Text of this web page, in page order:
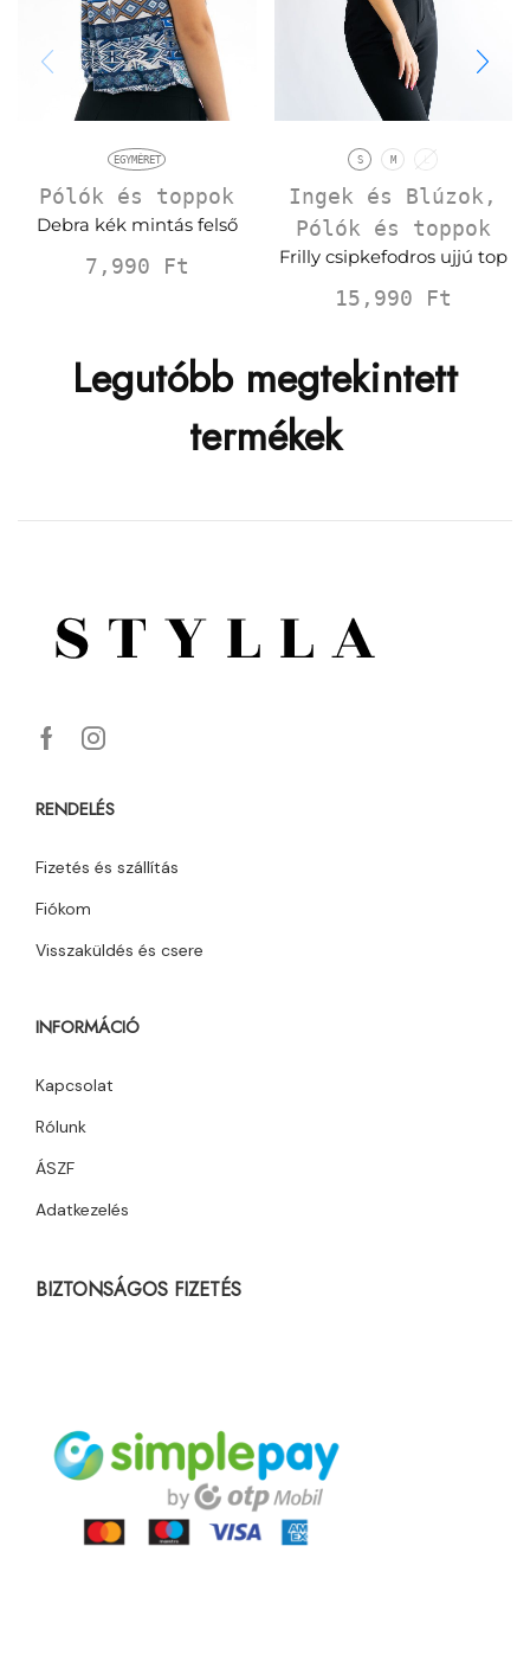
EGYMÉRET
Pólók és toppok
Debra kék mintás felső
7,990 Ft
S M
Ingek és Blúzok ,
Pólók és toppok
Frilly csipkefodros ujjú top
15,990 Ft
Legutóbb megtekintett
termékek
RENDELÉS
Fizetés és szállítás
Fiókom
Visszaküldés és csere
INFORMÁCIÓ
Kapcsolat
Rólunk
ÁSZF
Adatkezelés
BIZTONSÁGOS FIZETÉS